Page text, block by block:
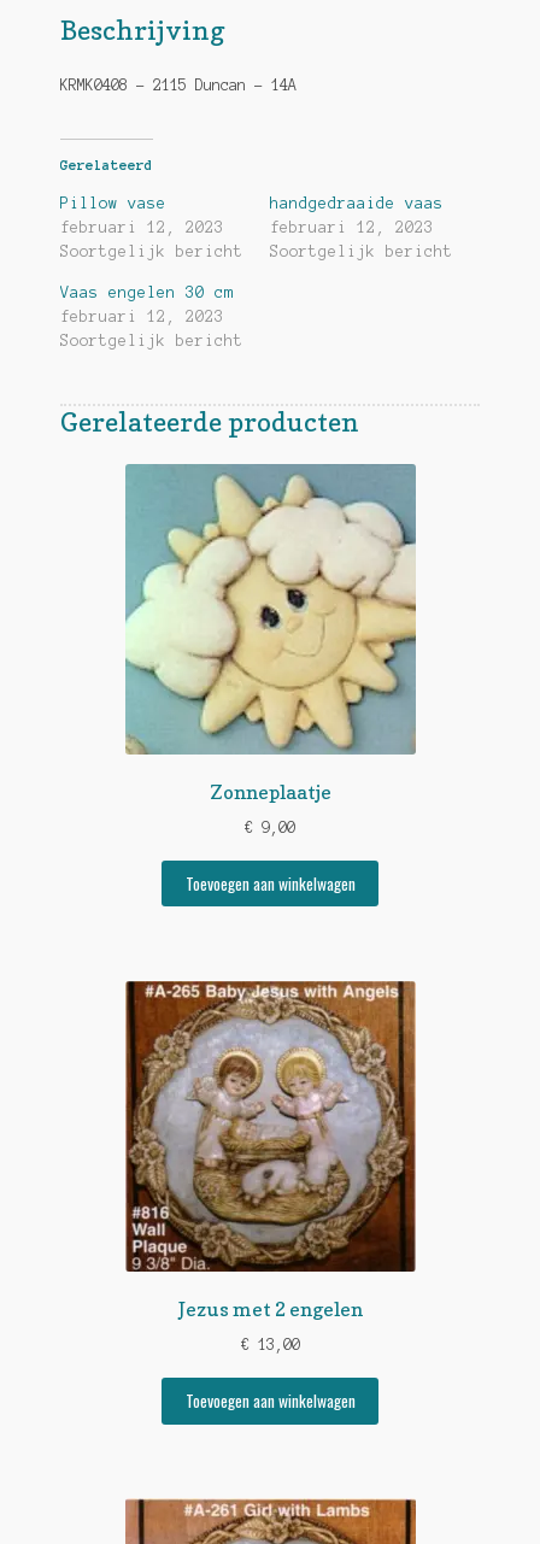
Beschrijving
KRMK0408 – 2115 Duncan – 14A
Gerelateerd
Pillow vase
februari 12, 2023
Soortgelijk bericht
handgedraaide vaas
februari 12, 2023
Soortgelijk bericht
Vaas engelen 30 cm
februari 12, 2023
Soortgelijk bericht
Gerelateerde producten
Zonneplaatje
€ 9,00
Toevoegen aan winkelwagen
Jezus met 2 engelen
€ 13,00
Toevoegen aan winkelwagen